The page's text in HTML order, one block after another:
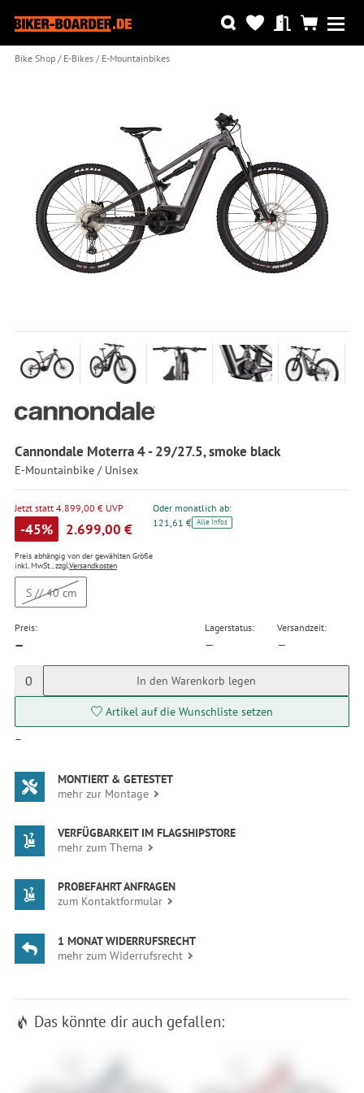
Bike Shop E-Bikes E-Mountainbikes
Cannondale Moterra 4 - 29/27.5, smoke black
E-Mountainbike / Unisex
Jetzt statt 4.899,00 € UVP
-45% 2.699,00 €
Preis abhängig von der gewählten Größe
inkl. MwSt., zzgl.Versandkosten
Oder monatlich ab:
121,61 € Alle Infos
S // 40 cm
Preis:
—
Lagerstatus:
—
Versandzeit:
—
0 In den Warenkorb legen
Artikel auf die Wunschliste setzen
—
MONTIERT & GETESTET
mehr zur Montage
VERFÜGBARKEIT IM FLAGSHIPSTORE
mehr zum Thema
PROBEFAHRT ANFRAGEN
zum Kontaktformular
1 MONAT WIDERRUFSRECHT
mehr zum Widerrufsrecht
Das könnte dir auch gefallen: